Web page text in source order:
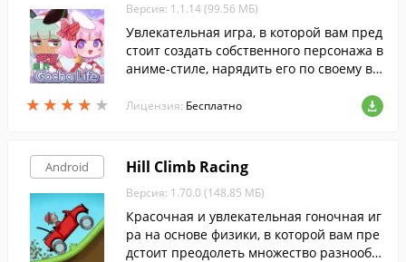
★ ★ ★ ★ ★
★ ★ ★ ★ ★
Версия: 1.1.14 (99.56 МБ)
Увлекательная игра, в которой вам пред
стоит создать собственного персонажа в
аниме-стиле, нарядить его по своему вк
заимодействуя с другими персонажами.
Лицензия: Бесплатно
Android Hill Climb Racing
Версия: 1.70.0 (148.85 МБ)
Красочная и увлекательная гоночная иг
ра на основе физики, в которой вам пре
дстоит преодолеть множество разнообр